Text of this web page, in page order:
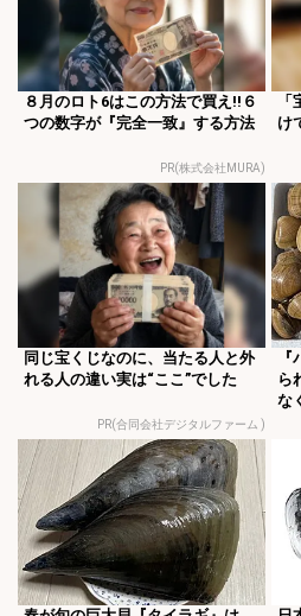
８月のロト6はこの方法で買え!!６
つの数字が『完全一致』する方法
PR(株式会社MURA)
け
同じ宝くじなのに、当たる人と外
れる人の違い実は“ここ”でした
PR(合同会社デジタルファーム )
ら
な